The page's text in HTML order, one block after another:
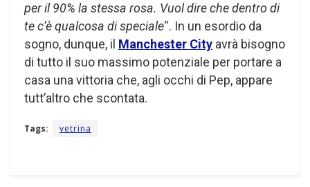
per il 90% la stessa rosa. Vuol dire che dentro di
te c’è qualcosa di speciale“. In un esordio da
sogno, dunque, il Manchester City avrà bisogno
di tutto il suo massimo potenziale per portare a
casa una vittoria che, agli occhi di Pep, appare
tutt’altro che scontata.
Tags: vetrina